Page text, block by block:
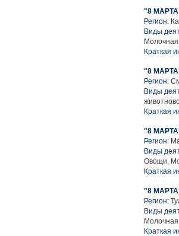
"8
Регион:
Виды
Молочная
Краткая
"8
Регион:
Виды
Краткая
"8
Регион:
Виды
Овощи,
Краткая
"8
Регион:
Виды
Молочная
Краткая